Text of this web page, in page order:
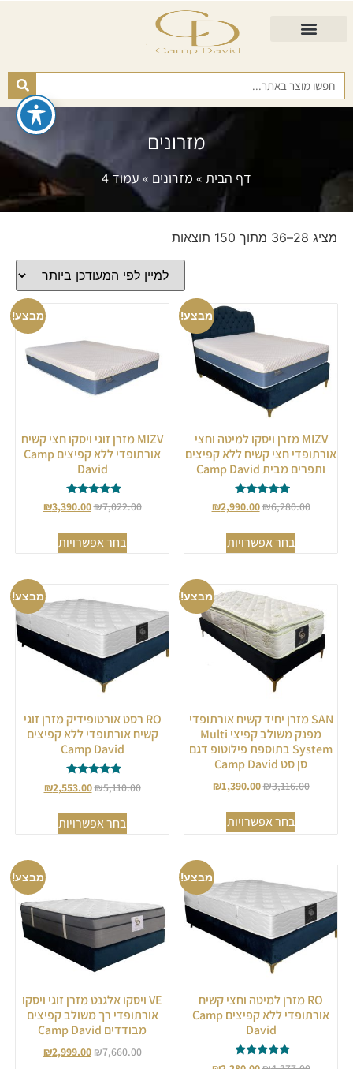
מזרונים
דף הבית » מזרונים » עמוד 4
מציג 28–36 מתוך 150 תוצאות
מבצע!
MIZV מזרן ויסקו למיטה וחצי
אורתופדי חצי קשיח ללא קפיצים
ותפרים מבית Camp David
דורג
5.00
₪6,280.00
₪2,990.00
בחר אפשרויות
מבצע!
MIZV מזרן זוגי ויסקו חצי קשיח
אורתופדי ללא קפיצים Camp
David
דורג
5.00
₪7,022.00
₪3,390.00
בחר אפשרויות
מבצע!
SAN מזרן יחיד קשיח אורתופדי
מפנק משולב קפיצי Multi
System בתוספת פילוטופ דגם
סן סט Camp David
₪3,116.00
₪1,390.00
בחר אפשרויות
מבצע!
RO רסט אורטופידיק מזרן זוגי
קשיח אורתופדי ללא קפיצים
Camp David
דורג
5.00
₪5,110.00
₪2,553.00
בחר אפשרויות
מבצע!
RO מזרן למיטה וחצי קשיח
אורתופדי ללא קפיצים Camp
David
דורג
מבצע!
VE ויסקו אלגנט מזרן זוגי ויסקו
אורתופדי רך משולב קפיצים
מבודדים Camp David
₪7,660.00
₪2,999.00